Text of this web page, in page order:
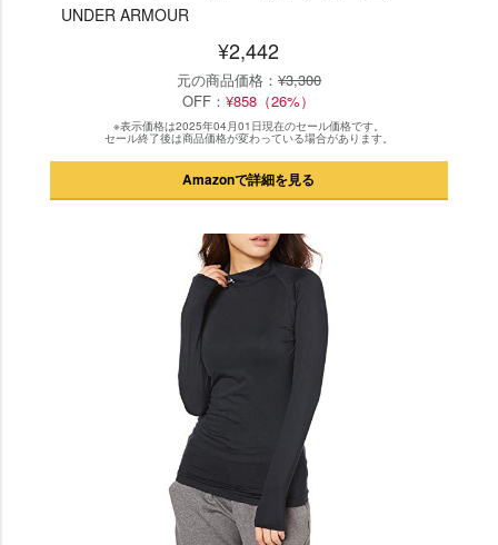
UNDER ARMOUR
¥2,442
元の商品価格： ¥3,300
OFF：¥858（26%）
※表示価格は2025年04月01日現在のセール価格です。
セール終了後は商品価格が変わっている場合があります。
Amazonで詳細を見る